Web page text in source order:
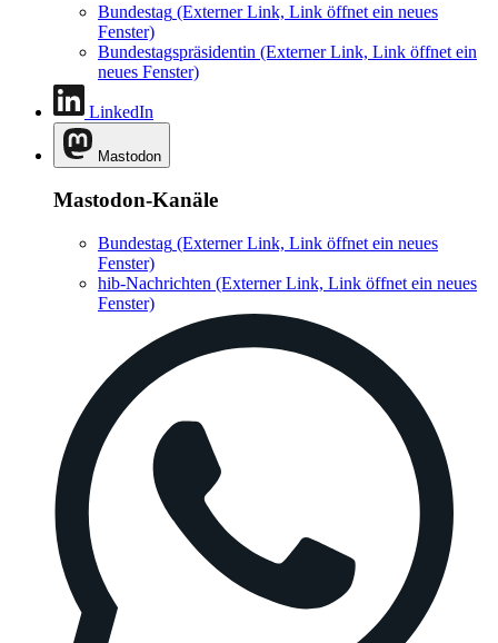
Bundestag (Externer Link, Link öffnet ein neues
Fenster)
Bundestagspräsidentin (Externer Link, Link öffnet ein
neues Fenster)
LinkedIn
Mastodon
Mastodon-Kanäle
Bundestag (Externer Link, Link öffnet ein neues
Fenster)
hib-Nachrichten (Externer Link, Link öffnet ein neues
Fenster)